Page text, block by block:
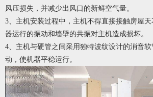
风压损失，并减少出风口的新鲜空气量。
3、主机安装过程中，主机不得直接接触房屋
器运行的振动和墙壁的共振对主机造成损坏。
4、主机与硬管之间采用独特波纹设计的消音
动，使机器平稳运行。